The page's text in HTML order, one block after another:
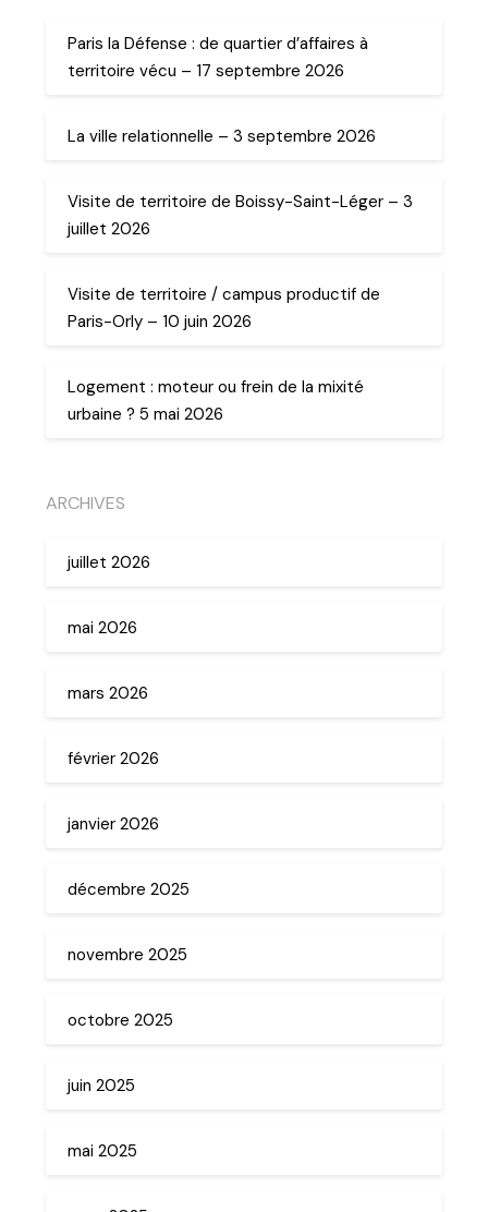
Paris la Défense : de quartier d’affaires à
territoire vécu – 17 septembre 2026
La ville relationnelle – 3 septembre 2026
Visite de territoire de Boissy-Saint-Léger – 3
juillet 2026
Visite de territoire / campus productif de
Paris-Orly – 10 juin 2026
Logement : moteur ou frein de la mixité
urbaine ? 5 mai 2026
ARCHIVES
juillet 2026
mai 2026
mars 2026
février 2026
janvier 2026
décembre 2025
novembre 2025
octobre 2025
juin 2025
mai 2025